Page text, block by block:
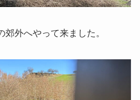
郊外へやって来ました。